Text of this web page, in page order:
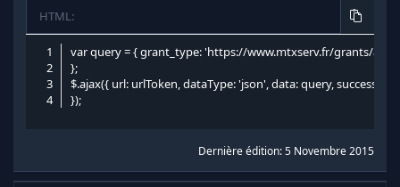
u
HTML:
var query = { grant_type: 'https://www.mtxserv.fr/grants/
};
$.ajax({ url: urlToken, dataType: 'json', data: query, success:
});
Dernière édition:5 Novembre 2015